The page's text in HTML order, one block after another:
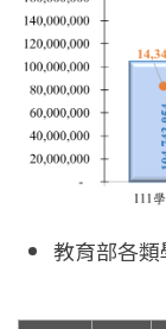
教育部各